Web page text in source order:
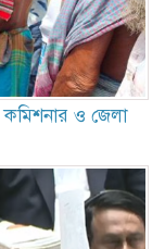
কমিশনার ও জেলা